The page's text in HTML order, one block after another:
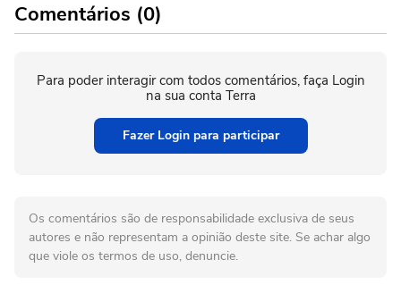
Comentários (0)
Para poder interagir com todos comentários, faça Login
na sua conta Terra
Fazer Login para participar
Os comentários são de responsabilidade exclusiva de seus
autores e não representam a opinião deste site. Se achar algo
que viole os termos de uso, denuncie.